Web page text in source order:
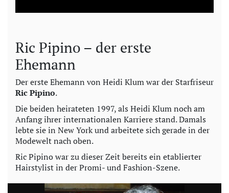
a
i
d
e
o
Ric Pipino – der erste
Ehemann
Der erste Ehemann von Heidi Klum war der Starfriseur
Ric Pipino.
Die beiden heirateten 1997, als Heidi Klum noch am
Anfang ihrer internationalen Karriere stand. Damals
lebte sie in New York und arbeitete sich gerade in der
Modewelt nach oben.
Ric Pipino war zu dieser Zeit bereits ein etablierter
Hairstylist in der Promi- und Fashion-Szene.